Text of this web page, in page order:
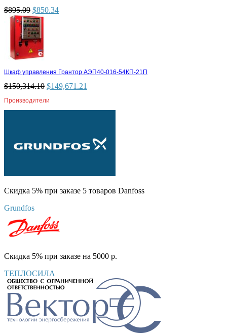
$895.09 $850.34
Шкаф управления Грантор АЭП40-016-54КП-21П
$150,314.10 $149,671.21
Производители
Скидка 5% при заказе 5 товаров Danfoss
Grundfos
Скидка 5% при заказе на 5000 р.
ТЕПЛОСИЛА